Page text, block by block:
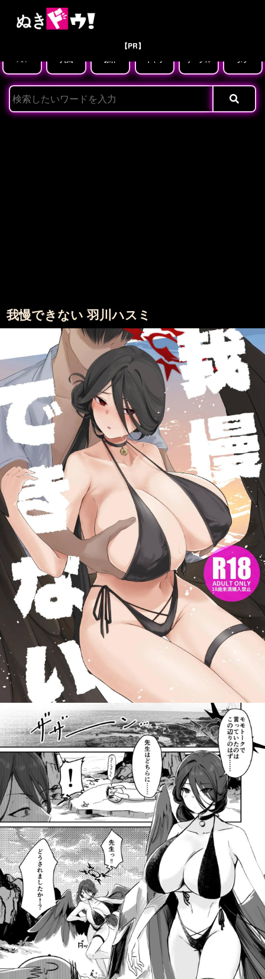
TOP 人気 原作 キャラ サークル タグ
我慢できない 羽川ハスミ
【PR】